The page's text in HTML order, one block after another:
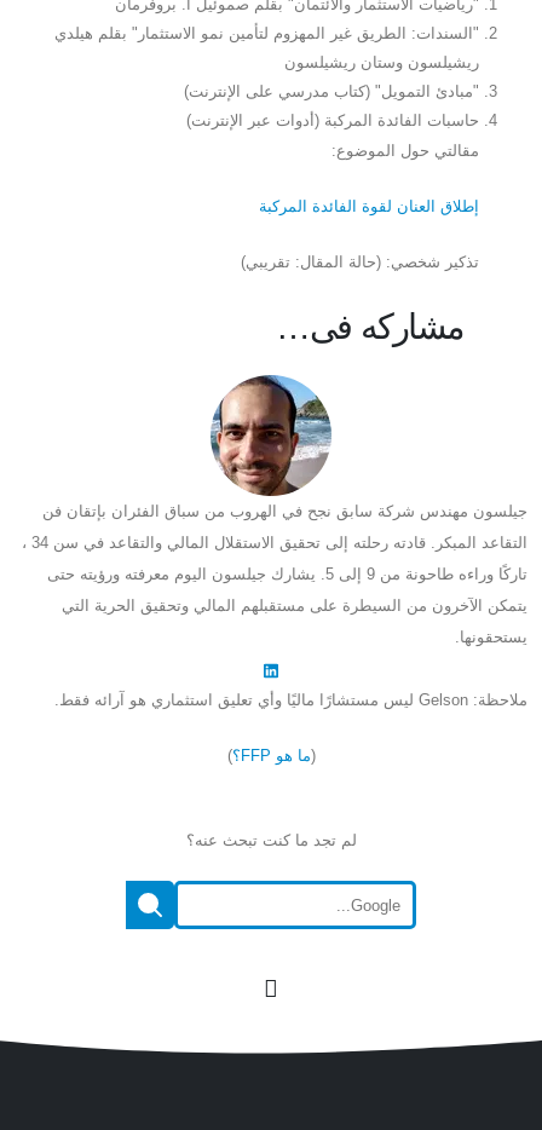
"رياضيات الاستثمار والائتمان" بقلم صموئيل أ. بروفرمان
"السندات: الطريق غير المهزوم لتأمين نمو الاستثمار" بقلم هيلدي
ريشيلسون وستان ريشيلسون
"مبادئ التمويل" (كتاب مدرسي على الإنترنت)
حاسبات الفائدة المركبة (أدوات عبر الإنترنت)
مقالتي حول الموضوع:
إطلاق العنان لقوة الفائدة المركبة
تذكير شخصي: (حالة المقال: تقريبي)
مشاركه فى…
جيلسون مهندس شركة سابق نجح في الهروب من سباق الفئران بإتقان فن
التقاعد المبكر. قادته رحلته إلى تحقيق الاستقلال المالي والتقاعد في سن 34 ،
تاركًا وراءه طاحونة من 9 إلى 5. يشارك جيلسون اليوم معرفته ورؤيته حتى
يتمكن الآخرون من السيطرة على مستقبلهم المالي وتحقيق الحرية التي
يستحقونها.
ملاحظة: Gelson ليس مستشارًا ماليًا وأي تعليق استثماري هو آرائه فقط.
(ما هو FFP؟ )
لم تجد ما كنت تبحث عنه؟